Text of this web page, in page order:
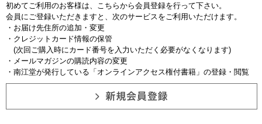
初めてご利用のお客様は、こちらから会員登録を行って下さい。
会員にご登録いただきますと、次のサービスをご利用いただけます。
・お届け先住所の追加・変更
・クレジットカード情報の保管
(次回ご購入時にカード番号を入力いただく必要がなくなります)
・メールマガジンの購読内容の変更
・南江堂が発行している「オンラインアクセス権付書籍」の登録・閲覧